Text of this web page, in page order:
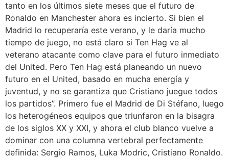
tanto en los últimos siete meses que el futuro de
Ronaldo en Manchester ahora es incierto. Si bien el
Madrid lo recuperaría este verano, y le daría mucho
tiempo de juego, no está claro si Ten Hag ve al
veterano atacante como clave para el futuro inmediato
del United. Pero Ten Hag está planeando un nuevo
futuro en el United, basado en mucha energía y
juventud, y no se garantiza que Cristiano juegue todos
los partidos”. Primero fue el Madrid de Di Stéfano, luego
los heterogéneos equipos que triunfaron en la bisagra
de los siglos XX y XXI, y ahora el club blanco vuelve a
dominar con una columna vertebral perfectamente
definida: Sergio Ramos, Luka Modric, Cristiano Ronaldo.